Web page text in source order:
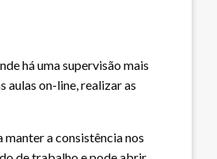
há uma supervisão mais
aulas on-line, realizar as
a consistência nos